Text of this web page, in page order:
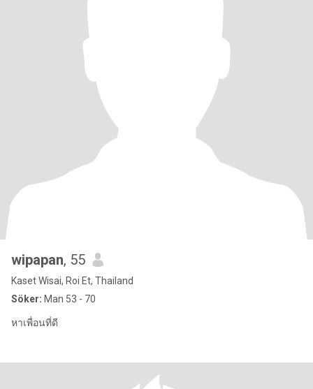
wipapan, 55
Kaset Wisai, Roi Et, Thailand
Söker: Man 53 - 70
หาเพื่อนที่ดี